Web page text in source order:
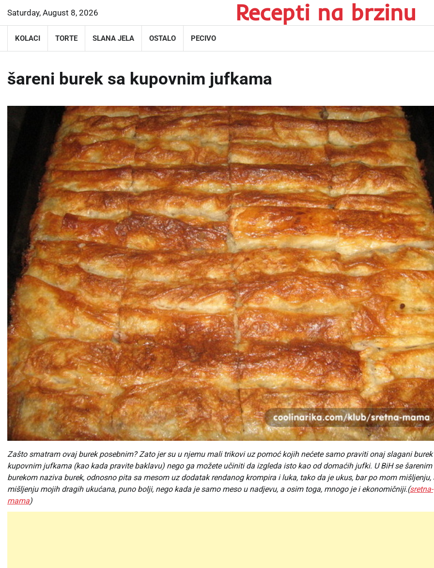
content
Saturday, August 8, 2026 Recepti na brzinu
KOLACI TORTE SLANA JELA OSTALO PECIVO
šareni burek sa kupovnim jufkama
Zašto smatram ovaj burek posebnim? Zato jer su u njemu mali trikovi uz pomoć kojih nećete samo praviti onaj slagani burek
kupovnim jufkama (kao kada pravite baklavu) nego ga možete učiniti da izgleda isto kao od domaćih jufki. U BiH se šarenim
burekom naziva burek, odnosno pita sa mesom uz dodatak rendanog krompira i luka, tako da je ukus, bar po mom mišljenju,
mišljenju mojih dragih ukućana, puno bolji, nego kada je samo meso u nadjevu, a osim toga, mnogo je i ekonomičniji.(sretna-
mama)